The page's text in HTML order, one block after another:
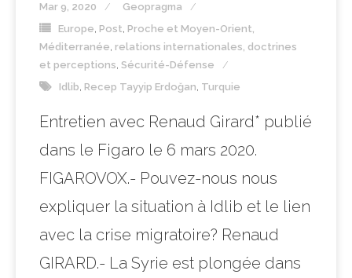
Mar 9, 2020
Geopragma
Europe, Post, Proche et Moyen-Orient,
Méditerranée, relations internationales, doctrines
et perceptions, Sécurité-Défense
Idlib, Recep Tayyip Erdoğan, Turquie
Entretien avec Renaud Girard* publié
dans le Figaro le 6 mars 2020.
FIGAROVOX.- Pouvez-nous nous
expliquer la situation à Idlib et le lien
avec la crise migratoire? Renaud
GIRARD.- La Syrie est plongée dans